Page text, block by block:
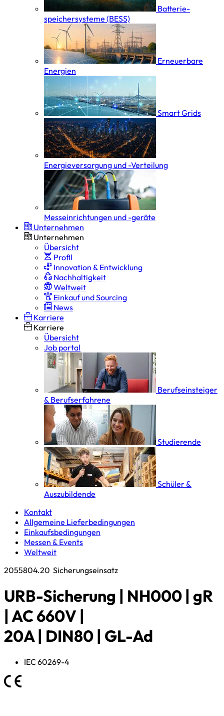
Batterie­
speicher­systeme (BESS)
Erneuerbare
Energien
Smart Grids
Energieversorgung und -Verteilung
Messeinrichtungen und -geräte
Unternehmen
Unternehmen
Übersicht
Profil
Innovation & Entwicklung
Nachhaltigkeit
Weltweit
Einkauf und Sourcing
News
Karriere
Karriere
Übersicht
Job portal
Berufseinsteiger
& Berufserfahrene
Studierende
Schüler &
Auszubildende
Kontakt
Allgemeine Lieferbedingungen
Einkaufsbedingungen
Messen & Events
Weltweit
2055804.20 Sicherungseinsatz
URB-Sicherung | NH000 | gR
| AC 660V |
20A | DIN80 | GL-Ad
IEC 60269-4